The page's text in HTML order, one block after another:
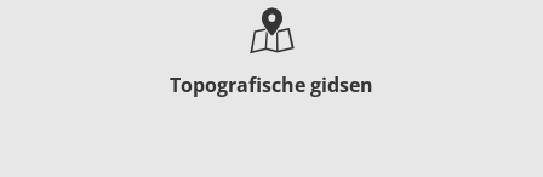
Topografische gidsen